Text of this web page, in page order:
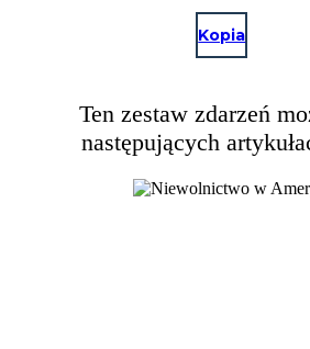
Kopia
Ten zestaw zdarzeń
następujących